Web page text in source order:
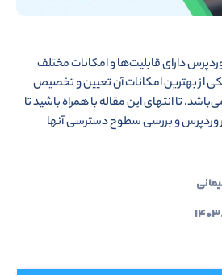
دارای قابلیت‌ها و امکانات مختلف
از بهترین امکانات آن تعیین و تخصیص
تا انتهای این مقاله با همراه باشید تا
وردپرس و بررسی سطوح دسترسی آنها
۲۱